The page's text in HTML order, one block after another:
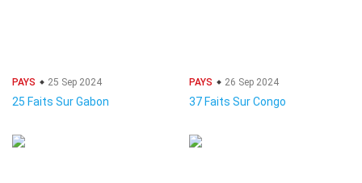
PAYS 25 Sep 2024
25 Faits Sur Gabon
PAYS 26 Sep 2024
37 Faits Sur Congo